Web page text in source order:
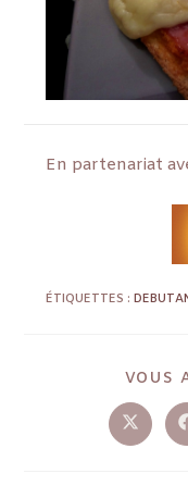
En partenariat
ÉTIQUETTES :
VOUS